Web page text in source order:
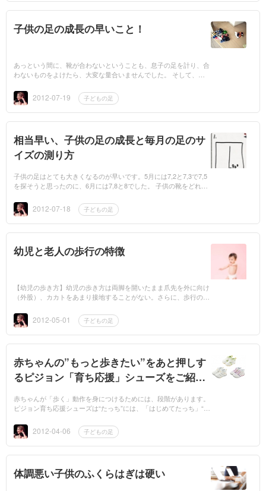
子供の足の成長の早いこと！
あっという間に、靴が合わないということも、息子の足を計り、合
わないものをよけたら、大変な量合いませんでした。 そして、現
ーズ合わせて4足...
2012-07-19 子どもの足
相当早い、子供の足の成長と毎月の足のサ
イズの測り方
子供の足はとても大きくなるのが早いです。5月には7,2と7,3で7,5
を探そうと思ったのに、6月には7,8と8でした。 子供の靴をどれだ
います毎月、...
2012-07-18 子どもの足
幼児と老人の歩行の特徴
【幼児の歩き方】幼児の歩き方は両脚を開いたまま爪先を外に向け
（外股）、カカトをあまり接地することがない。さらに、歩行の為
踏み出す度にその...
2012-05-01 子どもの足
赤ちゃんの”もっと歩きたい”をあと押しす
るピジョン「育ち応援」シューズをご紹介
赤ちゃんが「歩く」動作を身につけるためには、段階があります。
ピジョン育ち応援シューズは“たっち”には、「はじめてたっち」“よ
よ」と、...2012-04-06 子どもの足
体調悪い子供のふくらはぎは硬い